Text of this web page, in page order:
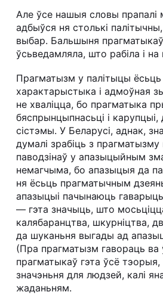
Але ўсе нашыя словы прапалі
адбыўся ня столькі
выбар. Бальшыня
ўсьведамляла, што рабіла і
Прагматызм у палітыцы
характарыстыка і адмоўная
не хваліцца, бо прагматыка
бяспрынцыпнасьці і карупцыі,
сістэмы. У Беларусі, аднак,
думалі зрабіць з прагматызму
паводзінаў у апазыцыйным
немагчыма, бо апазыцыя да
ня ёсьць прагматычным
апазыцыі пачынаюць
— гэта значыць, што
калябаранцтва, шкурніцтва,
да шуканьня выгады ад
(Пра прагматызм гавораць ва
прагматыкаў гэта ўсё
значэньня для людзей, калі
жаданьням.